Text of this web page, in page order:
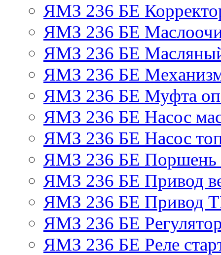
ЯМЗ 236 БЕ
ЯМЗ 236 БЕ
ЯМЗ 236 БЕ Масляный
ЯМЗ 236 БЕ Механизм
ЯМЗ 236 БЕ Муфта
ЯМЗ 236 БЕ Насос
ЯМЗ 236 БЕ Насос
ЯМЗ 236 БЕ Поршень
ЯМЗ 236 БЕ Привод
ЯМЗ 236 БЕ Привод
ЯМЗ 236 БЕ
ЯМЗ 236 БЕ Реле